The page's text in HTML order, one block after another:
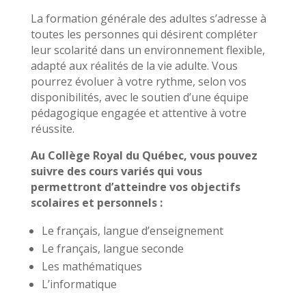
La formation générale des adultes s’adresse à
toutes les personnes qui désirent compléter
leur scolarité dans un environnement flexible,
adapté aux réalités de la vie adulte. Vous
pourrez évoluer à votre rythme, selon vos
disponibilités, avec le soutien d’une équipe
pédagogique engagée et attentive à votre
réussite.
Au Collège Royal du Québec, vous pouvez
suivre des cours variés qui vous
permettront d’atteindre vos objectifs
scolaires et personnels :
Le français, langue d’enseignement
Le français, langue seconde
Les mathématiques
L’informatique